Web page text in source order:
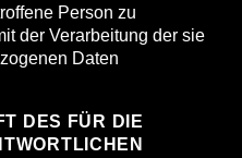
Person zu
der Verarbeitung der sie
Daten
DES FÜR DIE